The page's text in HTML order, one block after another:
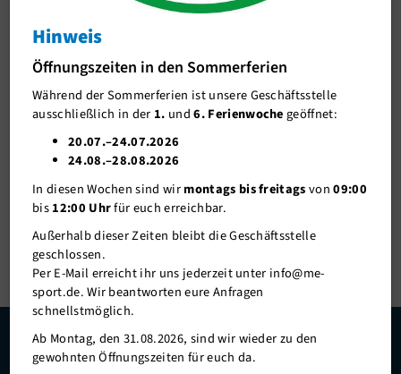
Wir freuen uns auf eine sportliche Herausforderung mit euch in
Mettmann!
Danke an unsere Hauptsponsoren und Unterstützer
Teilnehmerinformationen
Strecken
Anwohnerinfo
Sponsoren
Bildergalerie
Ergebnisse
Ansprechpartner
Sport im Park
Unser Verein
Hinweis
Öffnungszeiten in den Sommerferien
Während der Sommerferien ist unsere Geschäftsstelle
ausschließlich in der 1. und6. Ferienwochegeöffnet:
20.07.–24.07.2026
24.08.–28.08.2026
In diesen Wochen sind wirmontags bis freitagsvon09:00
bis12:00 Uhrfür euch erreichbar.
Außerhalb dieser Zeiten bleibt die Geschäftsstelle
geschlossen.
Per E-Mail erreicht ihr uns jederzeit unter info@me-
sport.de. Wir beantworten eure Anfragen
schnellstmöglich.
Ab Montag, den 31.08.2026, sind wir wieder zu den
gewohnten Öffnungszeiten für euch da.